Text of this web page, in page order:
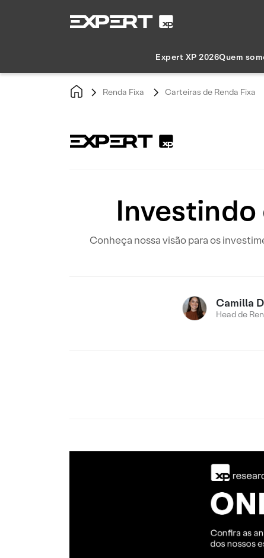
Expert XP 2026Quem
Renda Fixa Carteiras de Renda Fixa
Investindo
Conheça nossa visão para os
Camilla
Head de